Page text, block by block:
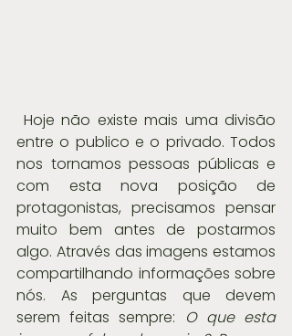
entre o publico e o privado. Todos
nos tornamos pessoas públicas e
com esta nova posição de
protagonistas, precisamos pensar
muito bem antes de postarmos
algo. Através das imagens estamos
compartilhando informações sobre
nós. As perguntas que devem
serem feitas sempre:
O que esta